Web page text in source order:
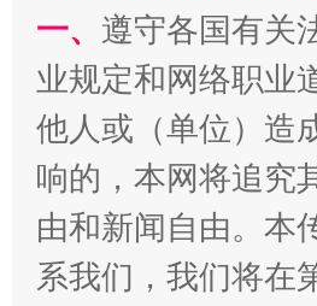
习近平的博鳌关键词
一、 遵守各国有关
业规定和网络职业
他人或（单位）造
响的，本网将追究
由和新闻自由。本
系我们，我们将在